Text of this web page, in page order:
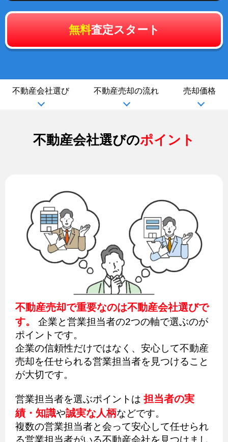
無料査定スタート
不動産会社選び 不動産売却の流れ 売却価格
不動産会社選びのポイント
不動産売却で重要なのは不動産会社選びで
す。
企業と営業担当者の2つの軸で選ぶのが
ポイントです。
企業の信頼性だけではなく、安心して不動産
売却を任せられる営業担当者を見つけること
が大切です。
営業担当者を選ぶポイントは 担当者の実
績・知識や誠実な人柄などです。
複数の営業担当者と会って安心して任せられ
る営業担当者がいる不動産会社を見つけまし